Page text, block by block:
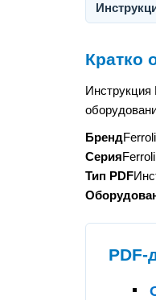
Кратко
Инструкция
БрендFerroli
Серия
Тип PDF
PDF-